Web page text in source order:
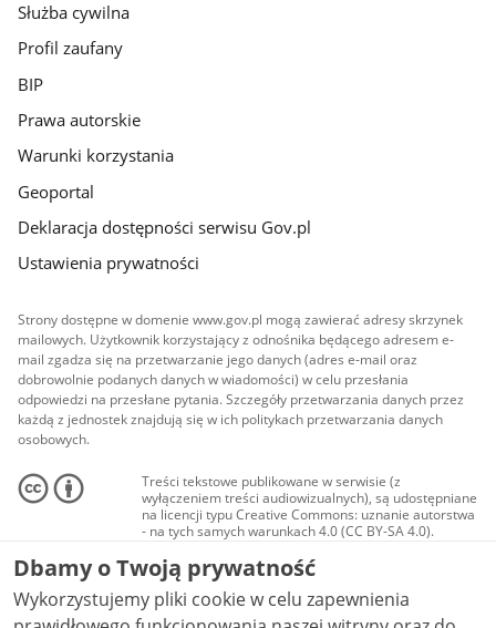
Służba cywilna
Profil zaufany
BIP
Prawa autorskie
Warunki korzystania
Geoportal
Deklaracja dostępności serwisu Gov.pl
Ustawienia prywatności
Strony dostępne w domenie www.gov.pl mogą zawierać adresy skrzynek
mailowych. Użytkownik korzystający z odnośnika będącego adresem e-
mail zgadza się na przetwarzanie jego danych (adres e-mail oraz
dobrowolnie podanych danych w wiadomości) w celu przesłania
odpowiedzi na przesłane pytania. Szczegóły przetwarzania danych przez
każdą z jednostek znajdują się w ich politykach przetwarzania danych
osobowych.
Treści tekstowe publikowane w serwisie (z
wyłączeniem treści audiowizualnych), są udostępniane
na licencji typu Creative Commons: uznanie autorstwa
- na tych samych warunkach 4.0 (CC BY-SA 4.0).
Materiały audiowizualne, w tym zdjęcia, materiały
audio i wideo, są udostępniane na licencji typu
Creative Commons: uznanie autorstwa użycie
niekomercyjne - bez utworów zależnych 4.0 (CC BY-
NC-ND 4.0), o ile nie jest to stwierdzone inaczej.
Dbamy o Twoją prywatność
Wykorzystujemy pliki cookie w celu zapewnienia